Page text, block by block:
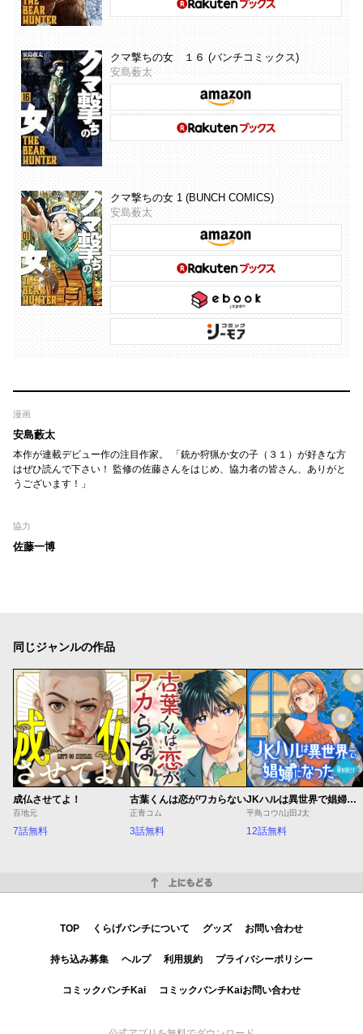
クマ撃ちの女 １６ (バンチコミックス)
安島薮太
クマ撃ちの女 1 (BUNCH COMICS)
安島薮太
漫画
安島藪太
本作が連載デビュー作の注目作家。 「銃か狩猟か女の子（３１）が好きな方
はぜひ読んで下さい！ 監修の佐藤さんをはじめ、協力者の皆さん、ありがと
うございます！」
協力
佐藤一博
同じジャンルの作品
成仏させてよ！
百地元
7話無料
古葉くんは恋がワカらない
正青コム
3話無料
JKハルは異世界で娼婦になった Winter
平鳥コウ/山田J太
12話無料
TOP くらげバンチについて グッズ お問い合わせ
持ち込み募集 ヘルプ 利用規約 プライバシーポリシー
コミックバンチKai コミックバンチKaiお問い合わせ